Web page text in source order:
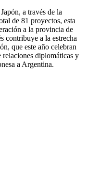
a través de la
de 81 proyectos, esta
a la provincia de
contribuye a la estrecha
que este año celebran
relaciones diplomáticas y
a Argentina.